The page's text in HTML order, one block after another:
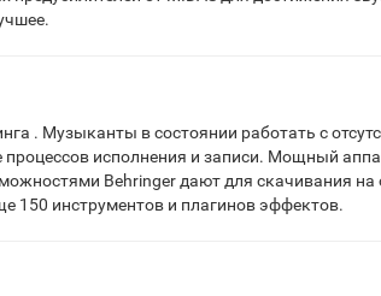
. Музыканты в состоянии работать с
исполнения и записи. Мощный
Behringer дают для скачивания на
150 инструментов и плагинов эффектов.